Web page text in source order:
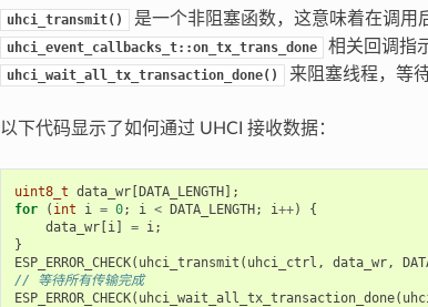
uhci_transmit() 是一个非阻塞函数，这意味着在调用
uhci_event_callbacks_t::on_tx_trans_done 相关回调指
uhci_wait_all_tx_transaction_done() 来阻塞线程，等
以下代码显示了如何通过 UHCI 接收数据：
uint8_t data_wr[DATA_LENGTH];
for
( int i = 0; i < DATA_LENGTH; i++)
{
data_wr[i] = i;
}
ESP_ERROR_CHECK( uhci_transmit ( uhci_ctrl , data_wr,
// 等待所有传输完成
ESP_ERROR_CHECK( uhci_wait_all_tx_transaction_done(